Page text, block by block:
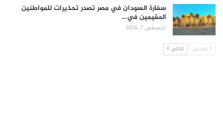
سفارة السودان في مصر تصدر تحذيرات للمواطنين
المقيمين في…
أغسطس 7, 2026
السابق التالي